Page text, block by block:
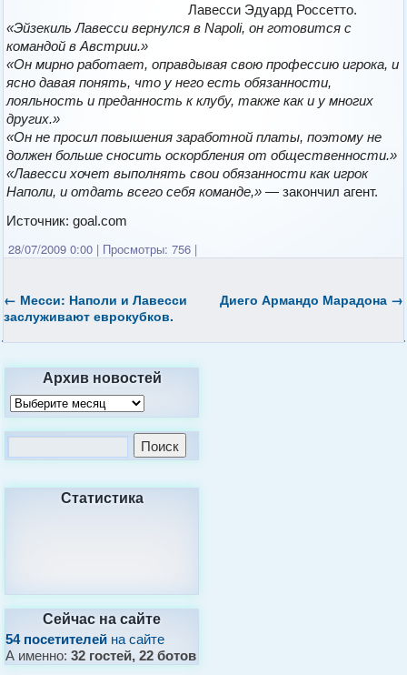
Лавесси Эдуард Россетто.
«Эйзекиль Лавесси вернулся в Napoli, он готовится с
командой в Австрии.»
«Он мирно работает, оправдывая свою профессию игрока, и
ясно давая понять, что у него есть обязанности,
лояльность и преданность к клубу, также как и у многих
других.»
«Он не просил повышения заработной платы, поэтому не
должен больше сносить оскорбления от общественности.»
«Лавесси хочет выполнять свои обязанности как игрок
Наполи, и отдать всего себя команде,» — закончил агент.
Источник: goal.com
28/07/2009 0:00 | Просмотры: 756 |
← Месси: Наполи и Лавесси
заслуживают еврокубков.
Диего Армандо Марадона →
Архив новостей
Статистика
Сейчас на сайте
54 посетителей на сайте
А именно:32 гостей, 22 ботов